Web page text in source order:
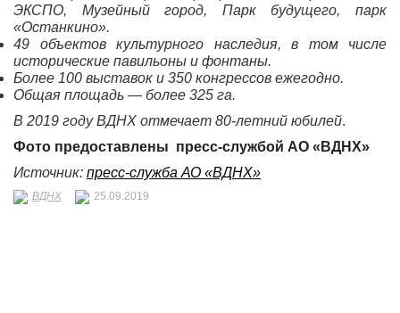
ЭКСПО, Музейный город, Парк будущего, парк
«Останкино».
49 объектов культурного наследия, в том числе
исторические павильоны и фонтаны.
Более 100 выставок и 350 конгрессов ежегодно.
Общая площадь — более 325 га.
В 2019 году ВДНХ отмечает 80-летний юбилей.
Фото предоставлены пресс-службой АО «ВДНХ»
Источник: пресс-служба АО «ВДНХ»
ВДНХ 25.09.2019